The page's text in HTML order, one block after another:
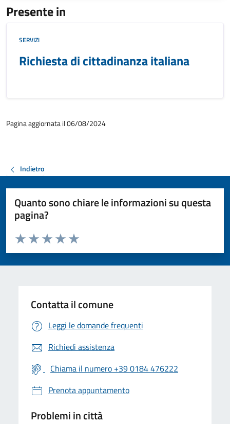
Presente in
SERVIZI
Richiesta di cittadinanza italiana
Pagina aggiornata il 06/08/2024
Indietro
Quanto sono chiare le informazioni su questa
pagina?
Valuta da 1 a 5 stelle la pagina
Valuta 5 stelle su 5
Valuta 4 stelle su 5
Valuta 3 stelle su 5
Valuta 2 stelle su 5
Valuta 1 stelle su 5
Contatta il comune
Leggi le domande frequenti
Richiedi assistenza
Chiama il numero +39 0184 476222
Prenota appuntamento
Problemi in città